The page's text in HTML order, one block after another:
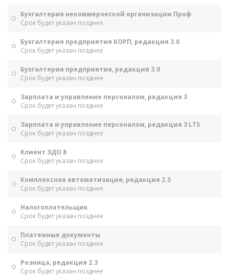
Бухгалтерия некоммерческой организации Проф
Срок будет указан позднее
Бухгалтерия предприятия КОРП, редакция 3.0
Срок будет указан позднее
Бухгалтерия предприятия, редакция 3.0
Срок будет указан позднее
Зарплата и управление персоналом, редакция 3
Срок будет указан позднее
Зарплата и управление персоналом, редакция 3 LTS
Срок будет указан позднее
Клиент ЭДО 8
Срок будет указан позднее
Комплексная автоматизация, редакция 2.5
Срок будет указан позднее
Налогоплательщик
Срок будет указан позднее
Платежные документы
Срок будет указан позднее
Розница, редакция 2.3
Срок будет указан позднее